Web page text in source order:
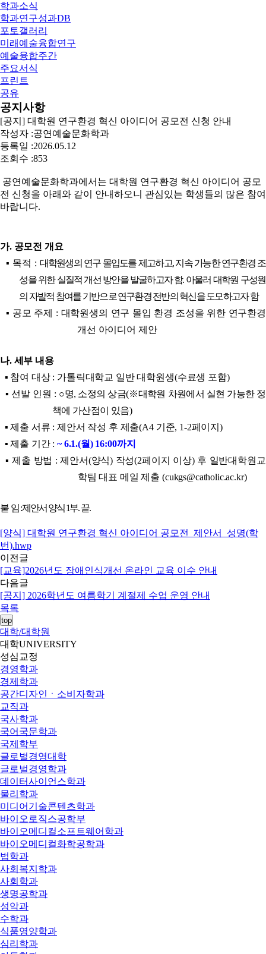
학과소식
학과연구성과DB
포토갤러리
미래예술융합연구
예술융합주간
주요서식
프린트
공유
공지사항
[공지] 대학원 연구환경 혁신 아이디어 공모전 신청 안내
작성자 :공연예술문화학과
등록일 :2026.05.12
조회수 :853
공연예술문화학과에서는 대학원 연구환경 혁신 아이디어 공모
전 신청을 아래와 같이 안내하오니 관심있는 학생들의 많은 참여
바랍니다.
가. 공모전 개요
▪ 목적 : 대학원생의 연구 몰입도를 제고하고, 지속 가능한 연구환경 조
성을 위한 실질적 개선 방안을 발굴하고자 함. 아울러 대학원 구성원
의 자발적 참여를 기반으로 연구환경 전반의 혁신을 도모하고자 함
▪ 공모 주제 : 대학원생의 연구 몰입 환경 조성을 위한 연구환경
개선 아이디어 제안
나. 세부 내용
▪ 참여 대상 : 가톨릭대학교 일반 대학원생(수료생 포함)
▪ 선발 인원 : ○명, 소정의 상금(※대학원 차원에서 실현 가능한 정
책에 가산점이 있음)
▪ 제출 서류 : 제안서 작성 후 제출(A4 기준, 1-2페이지)
▪ 제출 기간 : ~ 6.1.(월) 16:00까지
▪ 제출 방법 : 제안서(양식) 작성(2페이지 이상) 후 일반대학원교
학팀 대표 메일 제출 (cukgs@catholic.ac.kr)
붙 임 : 제안서 양식 1부. 끝.
[양식] 대학원 연구환경 혁신 아이디어 공모전_제안서_성명(학
번).hwp
이전글
[교육]2026년도 장애인식개선 온라인 교육 이수 안내
다음글
[공지] 2026학년도 여름학기 계절제 수업 운영 안내
목록
top
대학/대학원
대학UNIVERSITY
성심교정
경영학과
경제학과
공간디자인ㆍ소비자학과
교직과
국사학과
국어국문학과
국제학부
글로벌경영대학
글로벌경영학과
데이터사이언스학과
물리학과
미디어기술콘텐츠학과
바이오로직스공학부
바이오메디컬소프트웨어학과
바이오메디컬화학공학과
법학과
사회복지학과
사회학과
생명공학과
성악과
수학과
식품영양학과
심리학과